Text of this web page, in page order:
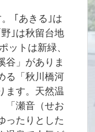
｢あきる｣は
｣は秋留台地
トは新緑、
谷」がありま
る「秋川橋河
ます。天然温
「瀬音（せお
ったりとした